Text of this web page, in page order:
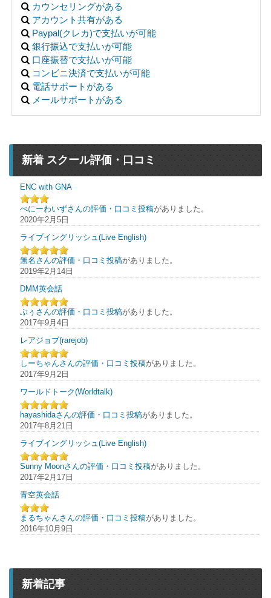
カウンセリングがある
アカウント共有がある
Paypal(クレカ)で支払いが可能
銀行振込で支払いが可能
口座振替で支払いが可能
コンビニ決済で支払いが可能
電話サポートがある
メールサポートがある
新着 スクール評価・口コミ
ENC with GNA
べにーわいずさんの評価・口コミ投稿がありました。
2020年2月5日
ライブイングリッシュ(Live English)
無名さんの評価・口コミ投稿がありました。
2019年2月14日
DMM英会話
ぶぅさんの評価・口コミ投稿がありました。
2017年9月4日
レアジョブ(rarejob)
しーちゃんさんの評価・口コミ投稿がありました。
2017年9月2日
ワールドトーク(Worldtalk)
hayashidaさんの評価・口コミ投稿がありました。
2017年8月21日
ライブイングリッシュ(Live English)
Sunny Moonさんの評価・口コミ投稿がありました。
2017年2月17日
青空英会話
まるちゃんさんの評価・口コミ投稿がありました。
2016年10月9日
新着記事